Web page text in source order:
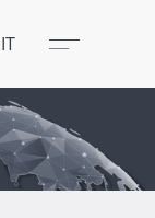
IT Menu
Chiudere